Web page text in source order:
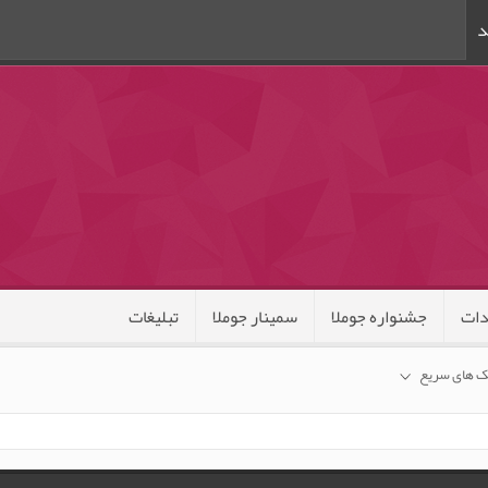
های سریع
جشنواره جوملا سمینار جوملا تبلیغات